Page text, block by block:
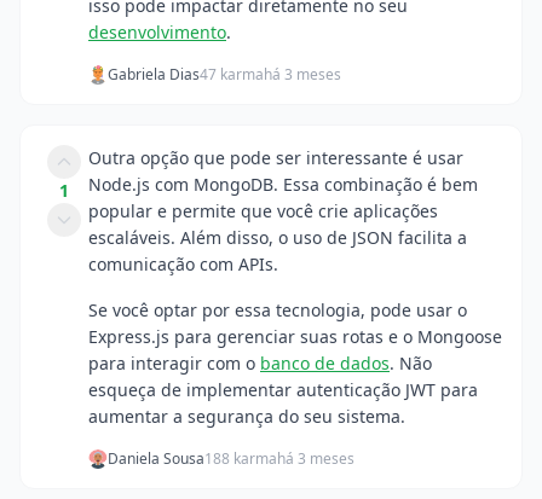
isso pode impactar diretamente no seu
desenvolvimento.
Gabriela Dias47 karmahá 3 meses
1
Outra opção que pode ser interessante é usar
Node.js com MongoDB. Essa combinação é bem
popular e permite que você crie aplicações
escaláveis. Além disso, o uso de JSON facilita a
comunicação com APIs.
Se você optar por essa tecnologia, pode usar o
Express.js para gerenciar suas rotas e o Mongoose
para interagir com o banco de dados. Não
esqueça de implementar autenticação JWT para
aumentar a segurança do seu sistema.
Daniela Sousa188 karmahá 3 meses